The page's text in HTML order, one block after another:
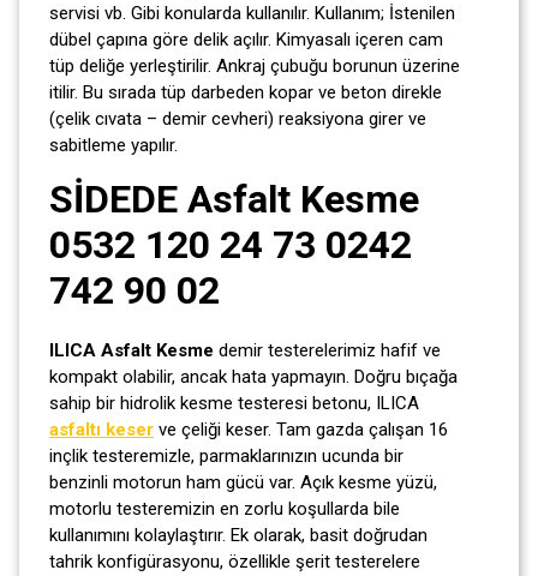
servisi vb. Gibi konularda kullanılır. Kullanım; İstenilen
dübel çapına göre delik açılır. Kimyasalı içeren cam
tüp deliğe yerleştirilir. Ankraj çubuğu borunun üzerine
itilir. Bu sırada tüp darbeden kopar ve beton direkle
(çelik cıvata – demir cevheri) reaksiyona girer ve
sabitleme yapılır.
SİDEDE Asfalt Kesme
0532 120 24 73 0242
742 90 02
ILICA Asfalt Kesme demir testerelerimiz hafif ve
kompakt olabilir, ancak hata yapmayın. Doğru bıçağa
sahip bir hidrolik kesme testeresi betonu, ILICA
asfaltı keser ve çeliği keser. Tam gazda çalışan 16
inçlik testeremizle, parmaklarınızın ucunda bir
benzinli motorun ham gücü var. Açık kesme yüzü,
motorlu testeremizin en zorlu koşullarda bile
kullanımını kolaylaştırır. Ek olarak, basit doğrudan
tahrik konfigürasyonu, özellikle şerit testerelere